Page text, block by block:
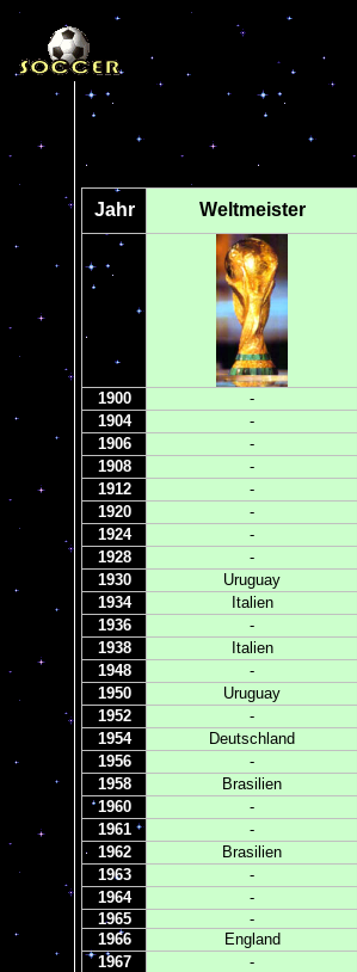
Jahr Weltmeister
1900 -
1904
-
1906
-
1908
-
1912
-
1920
-
1924
-
1928
-
1930
Uruguay
1934
Italien
1936
-
1938
Italien
1948
-
1950
Uruguay
1952
-
1954
Deutschland
1956
-
1958
Brasilien
1960
-
1961
-
1962
Brasilien
1963
-
1964
-
1965
-
1966
England
1967
-